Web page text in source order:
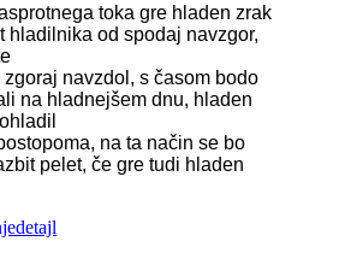
toka gre hladen zrak
hladilnika od spodaj navzgor,
navzdol, s časom bodo
na hladnejšem dnu, hladen
na ta način se bo
pelet, če gre tudi hladen
detajl